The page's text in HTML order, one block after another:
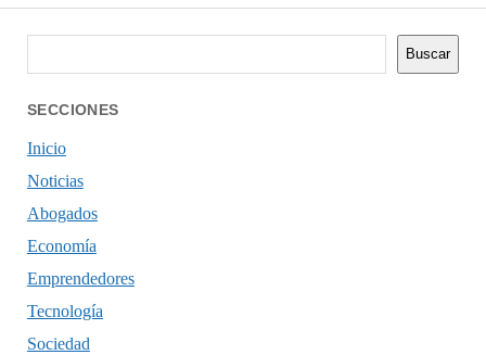
Buscar
SECCIONES
Inicio
Noticias
Abogados
Economía
Emprendedores
Tecnología
Sociedad